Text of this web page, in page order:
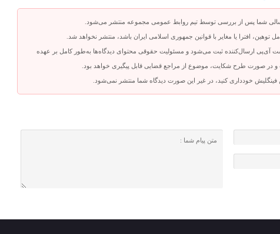
شما پس از بررسی توسط تیم روابط عمومی مجموعه منتشر می‌شود.
توهین، افترا یا مغایر با قوانین جمهوری اسلامی ایران باشد، منتشر نخواهد شد.
آی‌پی ارسال‌کننده ثبت می‌شود و مسئولیت حقوقی محتوای دیدگاه‌ها به‌طور کامل بر عهده
در صورت طرح شکایت، موضوع از مراجع قضایی قابل پیگیری خواهد بود.
فینگلیش خودداری کنید، در غیر این صورت دیدگاه شما منتشر نمی‌شود.